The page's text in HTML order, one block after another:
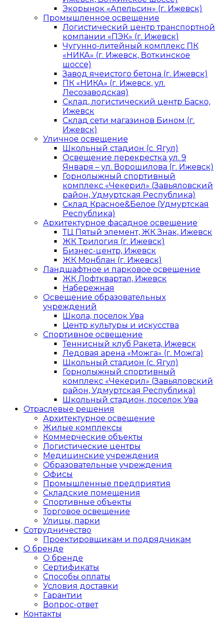
Экорынок «Апельсин» (г. Ижевск)
Промышленное освещение
Логистический центр транспортной
компании «ПЭК» (г. Ижевск)
Чугунно-литейный комплекс ПК
«НИКА» (г. Ижевск, Воткинское
шоссе)
Завод ячеистого бетона (г. Ижевск)
ПК «НИКА» (г. Ижевск, ул.
Лесозаводская)
Склад, логистический центр Баско,
Ижевск
Склад сети магазинов Бином (г.
Ижевск)
Уличное освещение
Школьный стадион (с. Ягул)
Освещение перекрестка ул. 9
Января – ул. Ворошилова (г. Ижевск)
Горнолыжный спортивный
комплекс «Чекерил» (Завьяловский
район, Удмуртская Республика)
Склад Красное&Белое (Удмуртская
Республика)
Архитектурное фасадное освещение
ТЦ Пятый элемент, ЖК Знак, Ижевск
ЖК Трилогия (г. Ижевск)
Бизнес-центр, Ижевск
ЖК Монблан (г. Ижевск)
Ландшафтное и парковое освещение
ЖК Лофтквартал, Ижевск
Набережная
Освещение образовательных
учреждений
Школа, поселок Ува
Центр культуры и искусства
Спортивное освещение
Теннисный клуб Ракета, Ижевск
Ледовая арена «Можга» (г. Можга)
Школьный стадион (с. Ягул)
Горнолыжный спортивный
комплекс «Чекерил» (Завьяловский
район, Удмуртская Республика)
Школьный стадион, поселок Ува
Отраслевые решения
Архитектурное освещение
Жилые комплексы
Коммерческие объекты
Логистические центры
Медицинские учреждения
Образовательные учреждения
Офисы
Промышленные предприятия
Складские помещения
Спортивные объекты
Торговое освещение
Улицы, парки
Сотрудничество
Проектировщикам и подрядчикам
О бренде
О бренде
Сертификаты
Способы оплаты
Условия доставки
Гарантии
Вопрос-ответ
Контакты